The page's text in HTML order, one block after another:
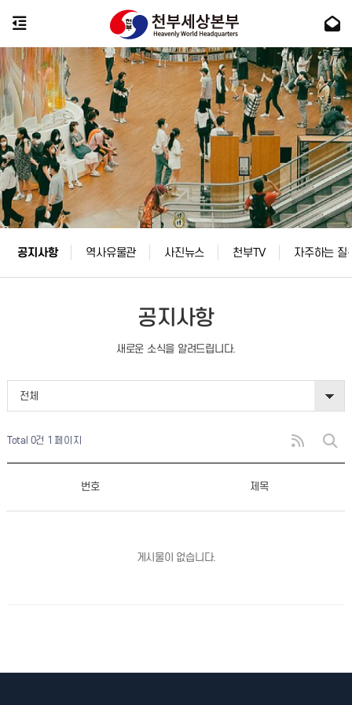
공지사항 역사유물관 사진뉴스 천부TV 자주하는 질
공지사항
새로운 소식을 알려드립니다.
전체
Total 0건 1 페이지
번호 제목
게시물이 없습니다.